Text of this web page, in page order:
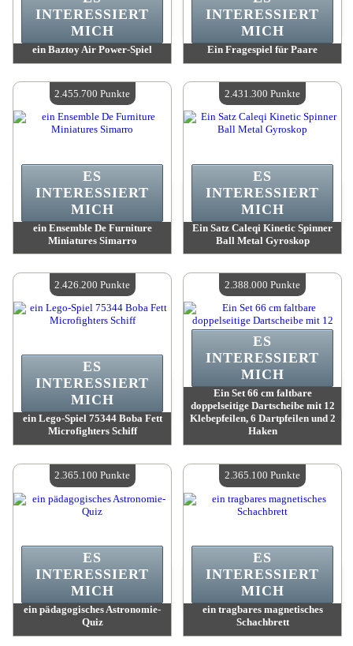
ein Baztoy Air Power-Spiel
Verfügbare Menge:4
INTERESSIERT
MICH
Ein Fragespiel für Paare
Verfügbare Menge:4
INTERESSIERT
MICH
ein Ensemble De Furniture
Miniatures Simarro
Verfügbare Menge:4
ES
INTERESSIERT
MICH
2.455.700 Punkte
Ein Satz Caleqi Kinetic Spinner
Ball Metal Gyroskop
Verfügbare Menge:4
ES
INTERESSIERT
MICH
2.431.300 Punkte
ein Lego-Spiel 75344 Boba Fett
Microfighters Schiff
Verfügbare Menge:4
ES
INTERESSIERT
MICH
2.426.200 Punkte
Ein Set 66 cm faltbare
doppelseitige Dartscheibe mit 12
Klebepfeilen, 6 Dartpfeilen und 2
Haken
Verfügbare Menge:4
ES
INTERESSIERT
MICH
2.388.000 Punkte
ein pädagogisches Astronomie-
Quiz
ES
INTERESSIERT
MICH
2.365.100 Punkte
ein tragbares magnetisches
Schachbrett
ES
INTERESSIERT
MICH
2.365.100 Punkte